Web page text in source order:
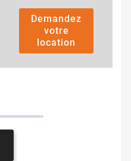
Demandez
votre
location